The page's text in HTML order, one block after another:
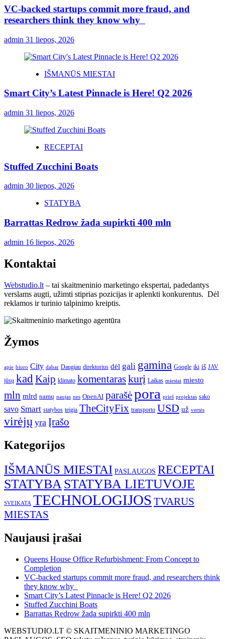
VC-backed startups commit more fraud, and
researchers think they know why
admin 31 liepos, 2026
IŠMANŪS MIESTAI
Smart City’s Latest Pinnacle is Here! Q2 2026
admin 31 liepos, 2026
RECEPTAI
Stuffed Zucchini Boats
admin 30 liepos, 2026
STATYBA
Barrattas Redrow žada supirkti 400 mln
admin 16 liepos, 2026
Kontaktai
Webstudio.lt – tai skaitmeninio marketingo ekspertai, padedantys
verslams augti, užimti stiprias pozicijas ir aplenkti konkurentus. Dėl
reklamos ir turinio talpinimo kreiptis.
Žymos
apie biuro City dabar Daugiau direktorius dėl gali gamina Google iki iš JAV
jūsų kadKaip klimato komentaraskurį Laikas miestai miesto
mln mlrd namų naujas nes OpenAI parašėpora prieš projektas sako
savo Smart statybos teigia TheCityFix transporto USD už vertės
virėjų yra Įrašo
Kategorijos
IŠMANŪS MIESTAI PASLAUGOS RECEPTAI
STATYBASTATYBA LIETUVOJE
SVEIKATA TECHNOLOGIJOS TVARUS
MIESTAS
Naujausi įrašai
Queens House Office Refurbishment: From Concept to
Completion
VC-backed startups commit more fraud, and researchers think
they know why
Smart City’s Latest Pinnacle is Here! Q2 2026
Stuffed Zucchini Boats
Barrattas Redrow žada supirkti 400 mln
WEBSTUDIO.LT © SKAITMENINIO MARKETINGO